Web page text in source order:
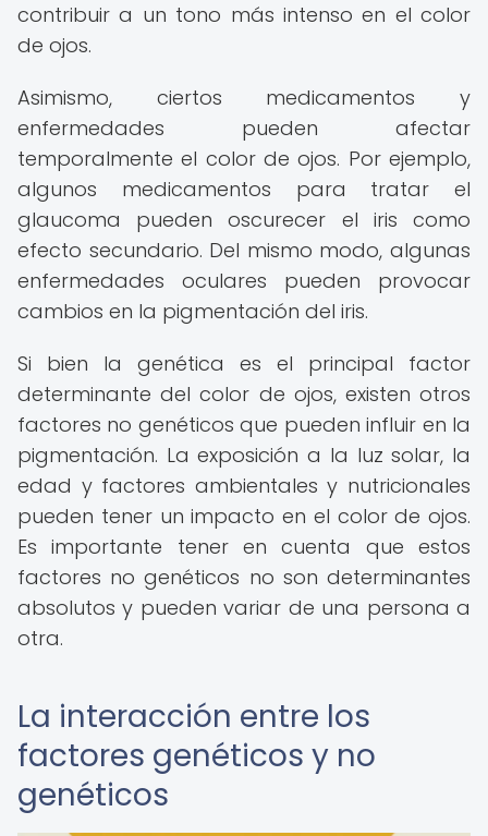
contribuir a un tono más intenso en el color
de ojos.
Asimismo, ciertos medicamentos y
enfermedades pueden afectar
temporalmente el color de ojos. Por ejemplo,
algunos medicamentos para tratar el
glaucoma pueden oscurecer el iris como
efecto secundario. Del mismo modo, algunas
enfermedades oculares pueden provocar
cambios en la pigmentación del iris.
Si bien la genética es el principal factor
determinante del color de ojos, existen otros
factores no genéticos que pueden influir en la
pigmentación. La exposición a la luz solar, la
edad y factores ambientales y nutricionales
pueden tener un impacto en el color de ojos.
Es importante tener en cuenta que estos
factores no genéticos no son determinantes
absolutos y pueden variar de una persona a
otra.
La interacción entre los
factores genéticos y no
genéticos